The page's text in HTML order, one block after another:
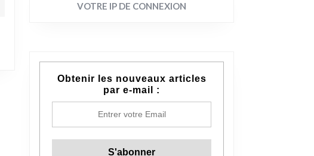
VOTRE IP DE CONNEXION
Obtenir les nouveaux articles
par e-mail :